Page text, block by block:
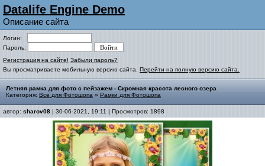
Datalife Engine Demo
Описание сайта
Логин:
Пароль:
Регистрация на сайте! Забыли пароль?
Вы просматриваете мобильную версию сайта. Перейти на полную версию сайта.
Летняя рамка для фото с пейзажем - Скромная красота лесного озера
Категория: Всё для Фотошопа » Рамки для Фотошопа
автор: sharov08 | 30-06-2021, 19:11 | Просмотров: 1898